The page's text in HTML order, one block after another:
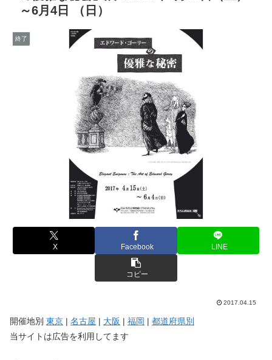
～6月4日 （日）
終了
X Facebook LINE
コピー
2017.04.15
開催地別 東京 | 名古屋 | 大阪 | 福岡 | 都道府県別
当サイトは広告を利用してます